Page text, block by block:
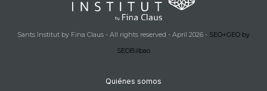
Sants Institut by Fina Claus - All rights reserved - April 2026 - SEO+GEO by
SEOBilbao
Quiénes somos